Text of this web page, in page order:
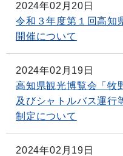
2024年02月20日
令和３年度第１回高知
開催について
2024年02月19日
高知県観光博覧会「牧
及びシャトルバス運行
制定について
2024年02月19日